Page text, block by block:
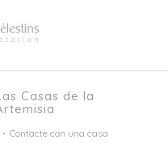
Casas de la
Contacte con una casa